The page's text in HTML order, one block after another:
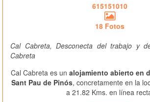
615151010
18 Fotos
Cal Cabreta, Desconecta del trabajo y
Cabreta
Cal Cabreta es un alojamiento abierto en
Sant Pau de Pinós, concretamente en la
a 21.82 Kms. en línea